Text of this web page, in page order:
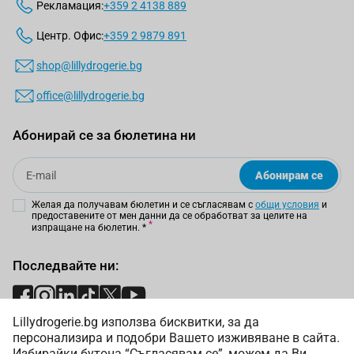
Lillydrogerie.bg използва бисквитки, за да
персонализира и подобри Вашето изживяване в сайта.
Рекламация:+359 2 4138 889
Центр. Офис:+359 2 9879 891
shop@lillydrogerie.bg
office@lillydrogerie.bg
Абонирай се за бюлетина ни
Email
Абонирам се
Желая да получавам бюлетин и се съгласявам с общи условия и
предоставените от мен данни да се обработват за целите на
изпращане на бюлетин. *
Последвайте ни:
Начини на плащане: